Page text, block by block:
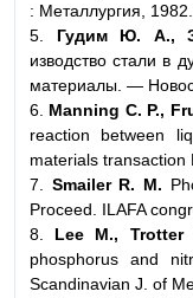
: Металлургия,
5. Гудим Ю. А.,
изводство стали в
материалы. —
6. Manning C. P.,
reaction between
materials transaction
7. Smailer R. M.
Proceed. ILAFA
8.
Lee M., Trotter
phosphorus and
Scandinavian J. of